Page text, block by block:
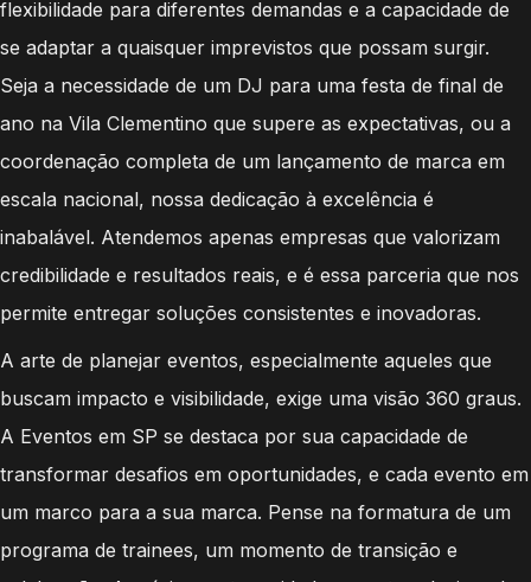
flexibilidade para diferentes demandas e a capacidade de
se adaptar a quaisquer imprevistos que possam surgir.
Seja a necessidade de um DJ para uma festa de final de
ano na Vila Clementino que supere as expectativas, ou a
coordenação completa de um lançamento de marca em
escala nacional, nossa dedicação à excelência é
inabalável. Atendemos apenas empresas que valorizam
credibilidade e resultados reais, e é essa parceria que nos
permite entregar soluções consistentes e inovadoras.
A arte de planejar eventos, especialmente aqueles que
buscam impacto e visibilidade, exige uma visão 360 graus.
A Eventos em SP se destaca por sua capacidade de
transformar desafios em oportunidades, e cada evento em
um marco para a sua marca. Pense na formatura de um
programa de trainees, um momento de transição e